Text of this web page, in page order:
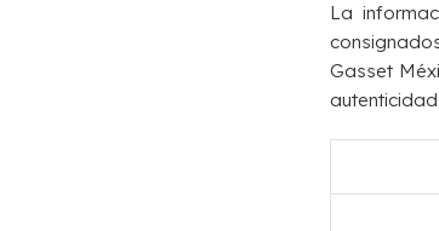
La
Gasset